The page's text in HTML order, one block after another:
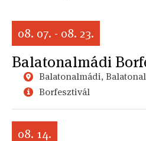
08. 07. - 08. 23.
Balatonalmádi
Balatonalmádi,
Borfesztivál
08. 14.